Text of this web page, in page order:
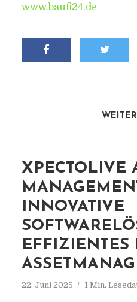
www.baufi24.de
XPECTOLIVE
INNOVATIVE
22. Juni 2025 1 Min.